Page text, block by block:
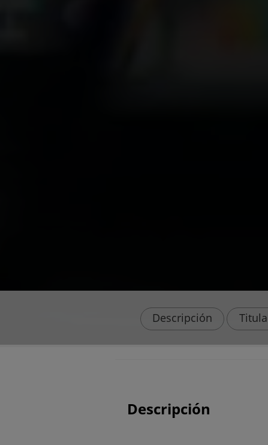
Descripción
Descripción